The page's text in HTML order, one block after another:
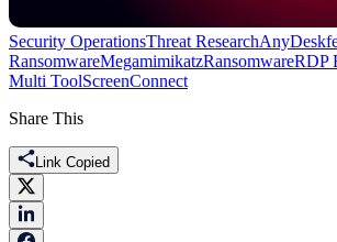
Security OperationsThreat ResearchAnyDesk
RansomwareMegamimikatzRansomwareRDP
Multi ToolScreenConnect
Share This
Link Copied